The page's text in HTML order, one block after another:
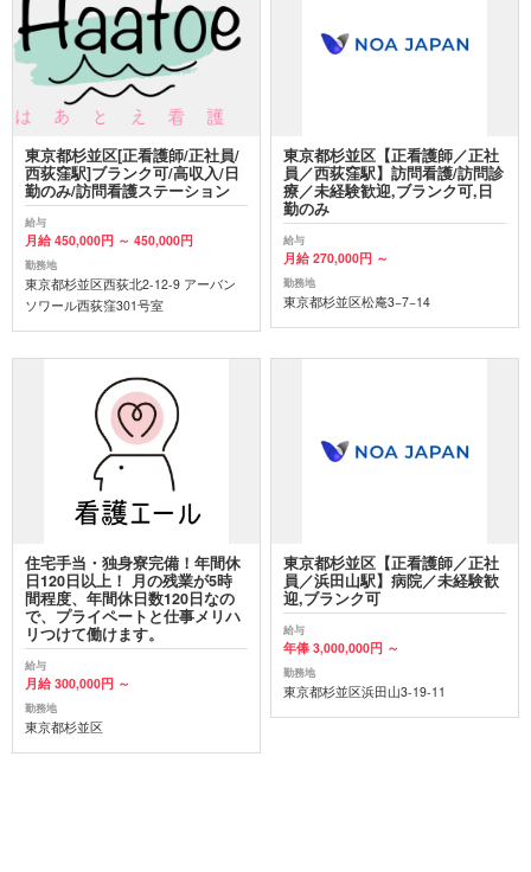
東京都杉並区[正看護師/正社員/
西荻窪駅]ブランク可/高収入/日
勤のみ/訪問看護ステーション
給与
月給 450,000円 ～ 450,000円
勤務地
東京都杉並区西荻北2-12-9 アーバン
ソワール西荻窪301号室
東京都杉並区【正看護師／正社
員／西荻窪駅】訪問看護/訪問診
療／未経験歓迎,ブランク可,日
勤のみ
給与
月給 270,000円 ～
勤務地
東京都杉並区松庵3−7−14
住宅手当・独身寮完備！年間休
日120日以上！ 月の残業が5時
間程度、年間休日数120日なの
で、プライペートと仕事メリハ
リつけて働けます。
給与
月給 300,000円 ～
勤務地
東京都杉並区
東京都杉並区【正看護師／正社
員／浜田山駅】病院／未経験歓
迎,ブランク可
給与
年俸 3,000,000円 ～
勤務地
東京都杉並区浜田山3-19-11